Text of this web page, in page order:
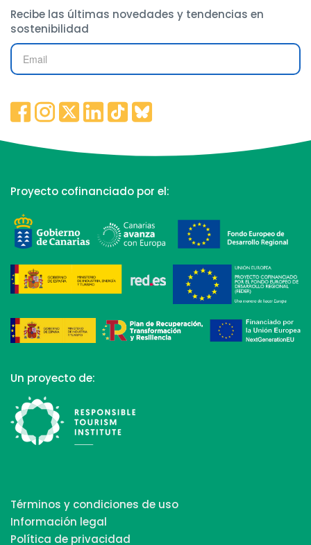
Recibe las últimas novedades y tendencias en
sostenibilidad
Proyecto cofinanciado por el:
Un proyecto de:
Términos y condiciones de uso
Información legal
Política de privacidad